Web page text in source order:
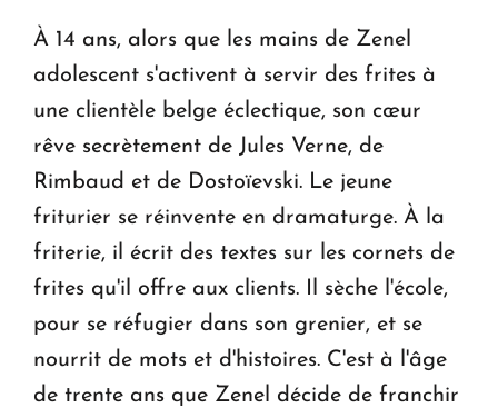
À 14 ans, alors que les mains de Zenel
adolescent s'activent à servir des frites à
une clientèle belge éclectique, son cœur
rêve secrètement de Jules Verne, de
Rimbaud et de Dostoïevski. Le jeune
friturier se réinvente en dramaturge. À la
friterie, il écrit des textes sur les cornets de
frites qu'il offre aux clients. Il sèche l'école,
pour se réfugier dans son grenier, et se
nourrit de mots et d'histoires. C'est à l'âge
de trente ans que Zenel décide de franchir